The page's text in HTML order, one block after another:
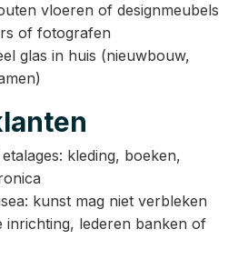
vloeren of designmeubels
of fotografen
glas in huis (nieuwbouw,
kleding, boeken,
kunst mag niet verbleken
inrichting, lederen banken of